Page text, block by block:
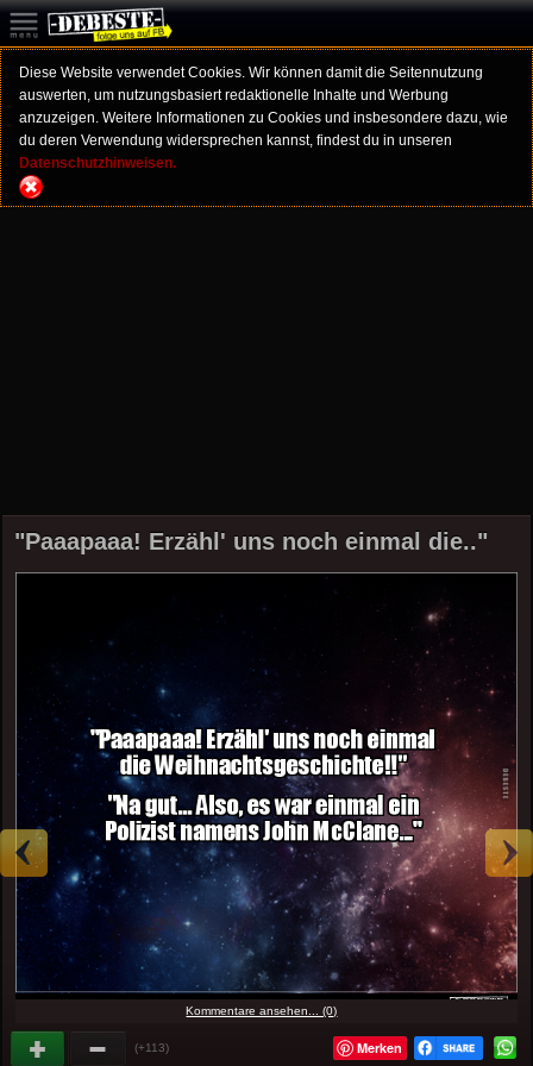
Diese Website verwendet Cookies. Wir können damit die Seitennutzung
auswerten, um nutzungsbasiert redaktionelle Inhalte und Werbung
anzuzeigen. Weitere Informationen zu Cookies und insbesondere dazu, wie
du deren Verwendung widersprechen kannst, findest du in unseren
Datenschutzhinweisen.
"Paaapaaa! Erzähl' uns noch einmal die.."
Kommentare ansehen... (0)
(+113) Merken